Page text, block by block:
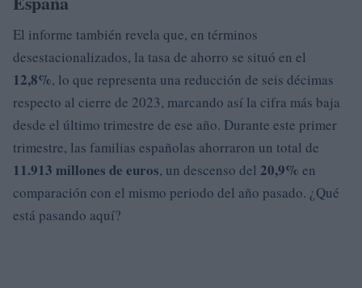
El informe también revela que, en términos
desestacionalizados, la tasa de ahorro se situó en el
12,8%, lo que representa una reducción de seis décimas
respecto al cierre de 2023, marcando así la cifra más baja
desde el último trimestre de ese año. Durante este primer
trimestre, las familias españolas ahorraron un total de
11.913 millones de euros, un descenso del 20,9% en
comparación con el mismo periodo del año pasado. ¿Qué
está pasando aquí?